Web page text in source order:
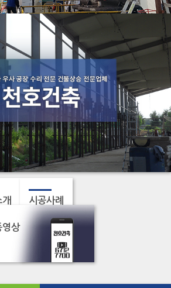
시공사례
영상